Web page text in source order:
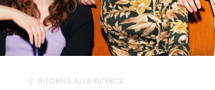
RITORNA ALLA RICERCA